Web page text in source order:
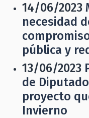
14/06/2023
necesidad
pública y
13/06/2023
de
proyecto
Invierno